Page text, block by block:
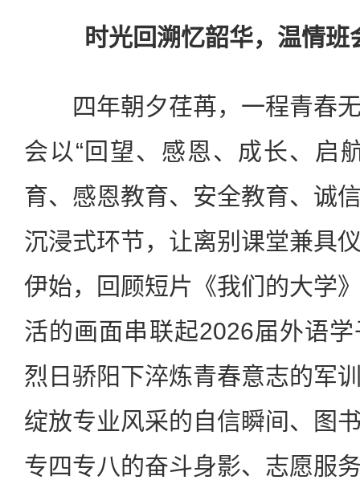
时光回溯忆韶华，温情班
四年朝夕荏苒，一程青春无
会以“回望、感恩、成长、启
育、感恩教育、安全教育、诚
沉浸式环节，让离别课堂兼具
伊始，回顾短片《我们的大学
活的画面串联起2026届外语
烈日骄阳下淬炼青春意志的军
绽放专业风采的自信瞬间、图
专四专八的奋斗身影、志愿服